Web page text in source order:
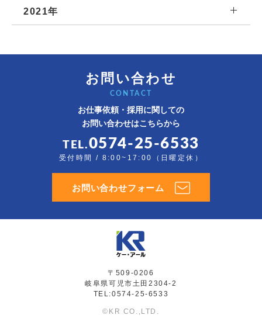
2021年
お問い合わせ
CONTACT
お仕事依頼・採用に関しての
お問い合わせはこちらから
TEL.0574-25-6533
受付時間 / 8:00~17:00（日曜定休）
お問い合わせフォーム
〒509-0206
岐阜県可児市土田2304-2
TEL:0574-25-6533
©KR CO.,LTD.